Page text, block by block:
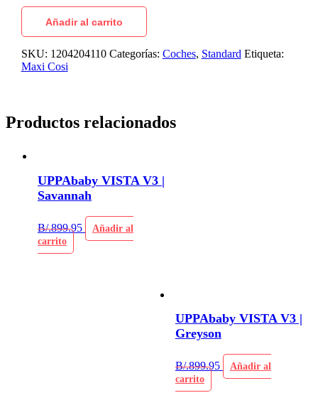
Añadir al carrito
SKU: 1204204110 Categorías: Coches, Standard Etiqueta:
Maxi Cosi
Productos relacionados
UPPAbaby VISTA V3 |
Savannah
B/.899.95
Añadir al
carrito
UPPAbaby VISTA V3 |
Greyson
B/.899.95
Añadir al
carrito